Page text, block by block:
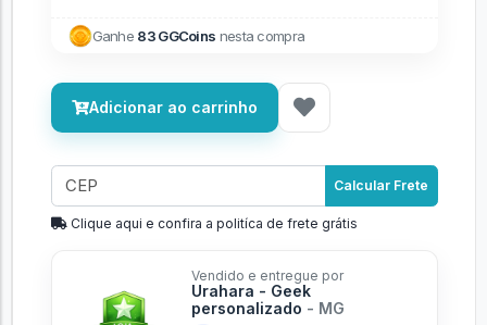
Ganhe 83 GGCoins nesta compra
Adicionar ao carrinho
Calcular Frete
Clique aqui e confira a politíca de frete grátis
Vendido e entregue por
Urahara - Geek
personalizado - MG